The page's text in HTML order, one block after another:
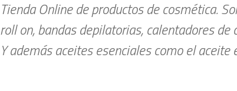
Tienda Online de productos de cosmética.
roll on, bandas depilatorias, calentadores
Y además aceites esenciales como el aceite